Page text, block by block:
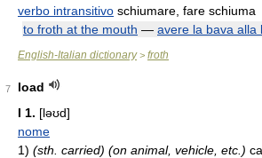
verbo intransitivo schiumare, fare schiuma
to froth at the mouth — avere la bava alla
English-Italian dictionary> froth
7
load
I 1. [ləʊd]
nome
1) (sth. carried) (on animal, vehicle, etc.)